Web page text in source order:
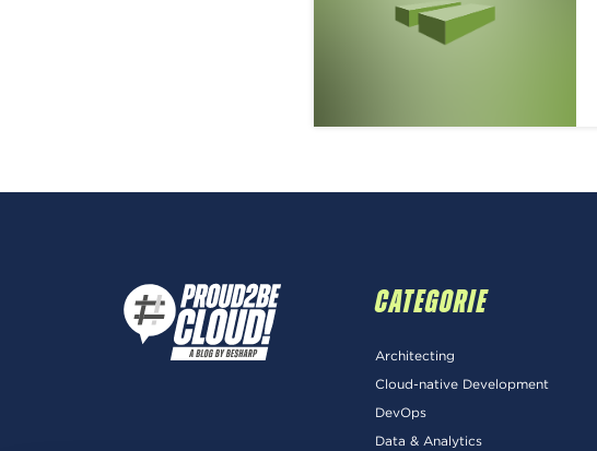
CATEGORIE
Architecting
Cloud-native Development
DevOps
Data & Analytics